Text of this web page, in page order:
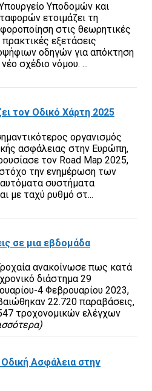
Υποδομών και
ετοιμάζει τη
στις θεωρητικές
πρακτικές εξετάσεις
οδηγών για απόκτηση
σχέδιο νόμου. ...
τον Οδικό Χάρτη 2025
οργανισμός
ασφάλειας στην Ευρώπη,
τον Road Map 2025,
την ενημέρωση των
συστήματα
με ταχύ ρυθμό στ...
σε μια εβδομάδα
ανακοίνωσε πως κατά
διάστημα 29
4 Φεβρουαρίου 2023,
22.720 παραβάσεις,
τροχονομικών ελέγχων
Ασφάλεια στην